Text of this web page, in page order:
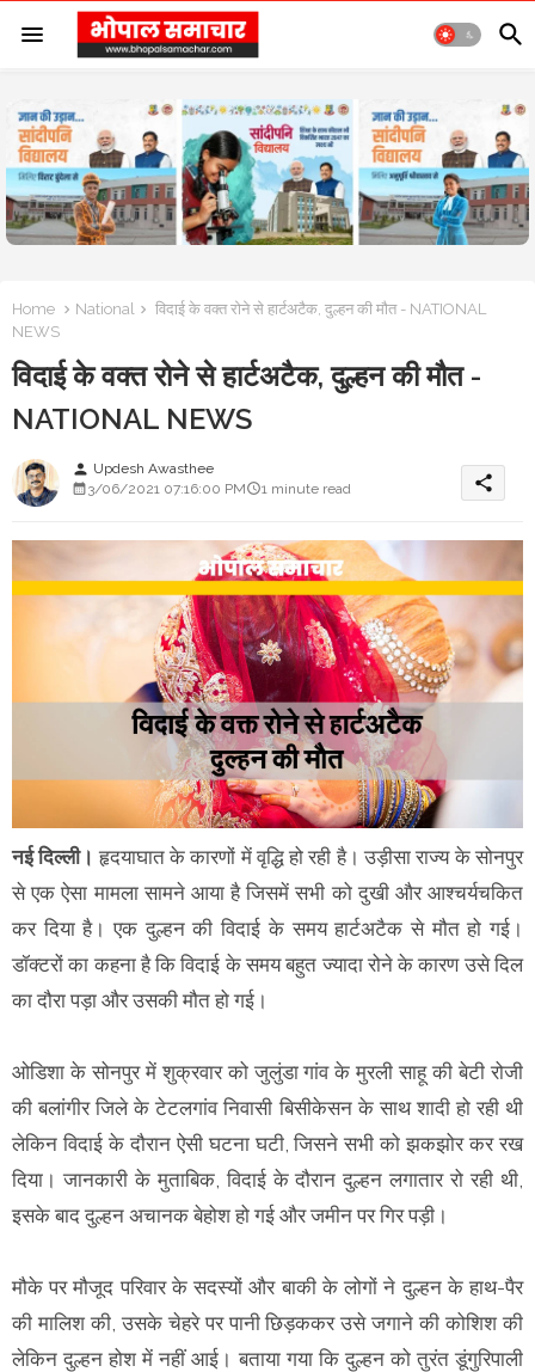
Home National
विदाई के वक्त रोने से हार्टअटैक, दुल्हन की मौत - NATIONAL
NEWS
विदाई के वक्त रोने से हार्टअटैक, दुल्हन की मौत -
NATIONAL NEWS
person Updesh Awasthee
3/06/2021 07:16:00 PM
1 minute read share
नई दिल्ली। हृदयाघात के कारणों में वृद्धि हो रही है। उड़ीसा राज्य के सोनपुर
से एक ऐसा मामला सामने आया है जिसमें सभी को दुखी और आश्चर्यचकित
कर दिया है। एक दुल्हन की विदाई के समय हार्टअटैक से मौत हो गई।
डॉक्टरों का कहना है कि विदाई के समय बहुत ज्यादा रोने के कारण उसे दिल
का दौरा पड़ा और उसकी मौत हो गई।
ओडिशा के सोनपुर में शुक्रवार को जुलुंडा गांव के मुरली साहू की बेटी रोजी
की बलांगीर जिले के टेटलगांव निवासी बिसीकेसन के साथ शादी हो रही थी
लेकिन विदाई के दौरान ऐसी घटना घटी, जिसने सभी को झकझोर कर रख
दिया। जानकारी के मुताबिक, विदाई के दौरान दुल्हन लगातार रो रही थी,
इसके बाद दुल्हन अचानक बेहोश हो गई और जमीन पर गिर पड़ी।
मौके पर मौजूद परिवार के सदस्यों और बाकी के लोगों ने दुल्हन के हाथ-पैर
की मालिश की, उसके चेहरे पर पानी छिड़ककर उसे जगाने की कोशिश की
लेकिन दुल्हन होश में नहीं आई। बताया गया कि दुल्हन को तुरंत डूंगुरिपाली